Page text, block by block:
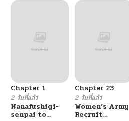
Chapter 1
2 วันที่แล้ว
Nanafushigi-
senpai to
Chapter 23
2 วันที่แล้ว
Women’s Army
Recruit